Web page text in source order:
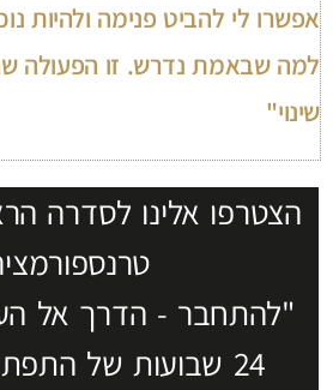
אפשרו לי להביט פנימה ולהיות
למה שבאמת נדרש. זו הפעולה
שינוי"
הצטרפו אלינו לסדרה
"להתחבר - הדרך אל
24 שבועות של